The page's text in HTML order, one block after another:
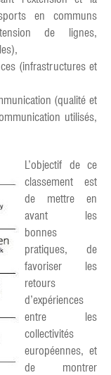
en communs
de lignes,
(infrastructures et
(qualité et
utilisés,
L’objectif de ce
classement est
de mettre en
avant les
bonnes
pratiques, de
favoriser les
retours
d’expériences
entre les
collectivités
européennes, et
de montrer